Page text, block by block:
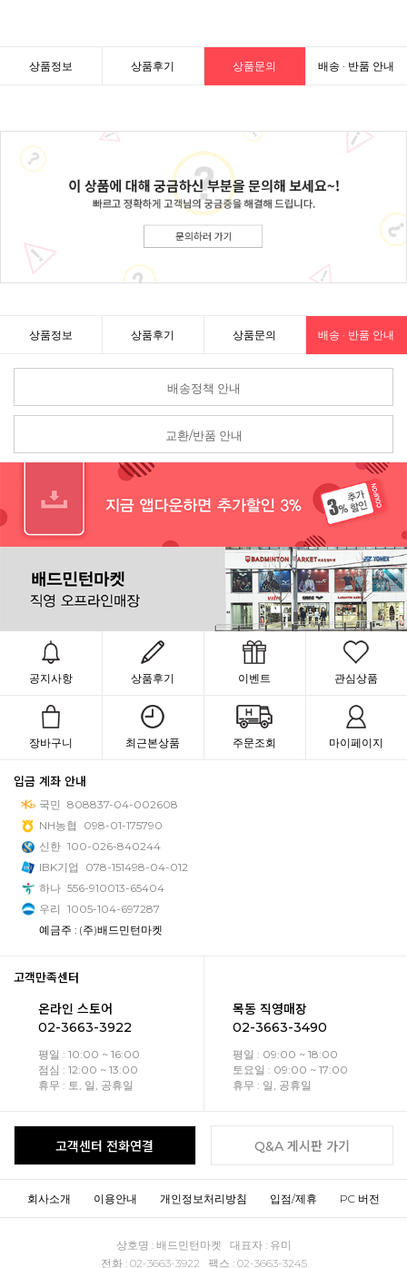
상품정보 상품후기 상품문의 배송 · 반품 안내
상품정보 상품후기 상품문의 배송 · 반품 안내
배송정책 안내
교환/반품 안내
공지사항 상품후기 이벤트 관심상품
장바구니 최근본상품 주문조회 마이페이지
입금 계좌 안내
국민 808837-04-002608
NH농협
098-01-175790
신한 100-026-840244
IBK기업
078-151498-04-012
하나 556-910013-65404
우리 1005-104-697287
예금주 : (주)배드민턴마켓
고객만족센터
온라인 스토어
02-3663-3922
평일 : 10:00 ~ 16:00
점심 : 12:00 ~ 13:00
휴무 : 토, 일, 공휴일
목동 직영매장
02-3663-3490
평일 : 09:00 ~ 18:00
토요일 : 09:00 ~ 17:00
휴무 : 일, 공휴일
고객센터 전화연결 Q&A 게시판 가기
회사소개 이용안내 개인정보처리방침 입점/제휴 PC 버전
상호명 : 배드민턴마켓 대표자 : 유미
전화 : 02-3663-3922 팩스 : 02-3663-3245